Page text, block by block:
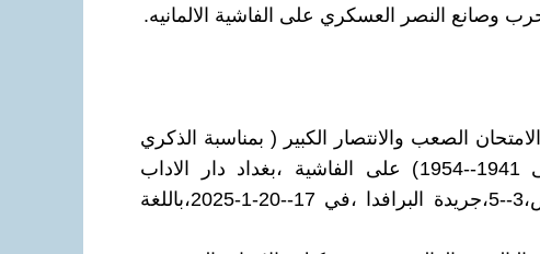
وصانع النصر العسكري على الفاشية الالمانيه.
الصعب والانتصار الكبير ( بمناسبة الذكري
ال 70 للحرب الوطنية العظمى 1941--1954) على الفاشية ،بغداد دار الاداب
للطباعة والنشر ،السنة،2015،ص،3--5،جريدة البرافدا ،في 17--20-1-2025،باللغة